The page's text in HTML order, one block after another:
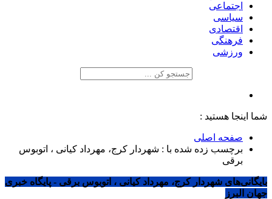
اجتماعی
سیاسی
اقتصادی
فرهنگی
ورزشی
شما اینجا هستید :
صفحه اصلی
برچسب زده شده با : شهردار کرج، مهرداد کیانی ، اتوبوس
برقی
بایگانی‌های شهردار کرج، مهرداد کیانی ، اتوبوس برقی - پایگاه خبری
جهان البرز